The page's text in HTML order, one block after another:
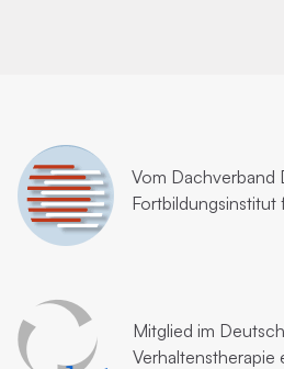
Vom Dachverband
Fortbildungsinstitut
Mitglied im
Verhaltenstherapie